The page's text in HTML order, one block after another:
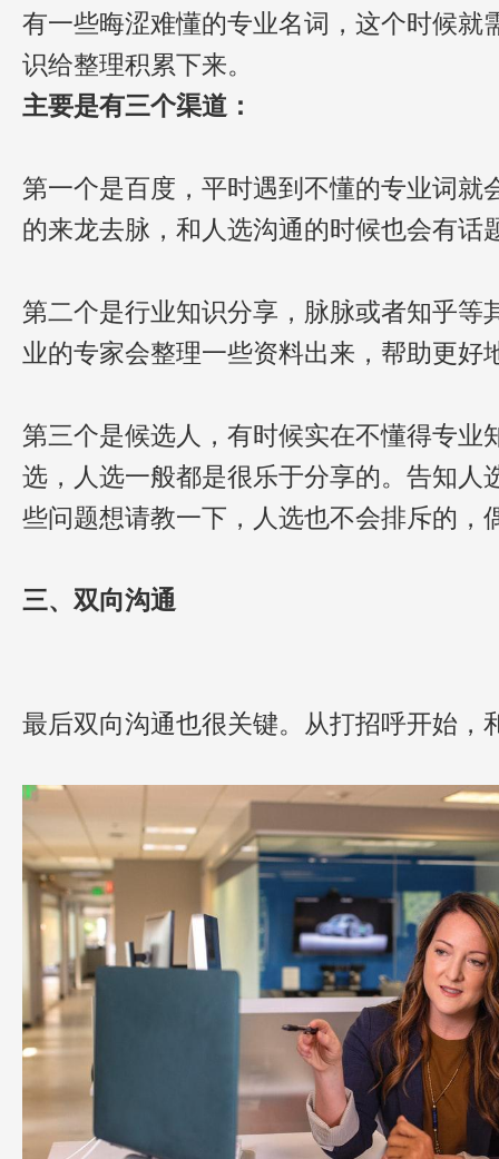
有一些晦涩难懂的专业名词，这个时候就
识给整理积累下来。
主要是有三个渠道：
第一个是百度，平时遇到不懂的专业词就
的来龙去脉，和人选沟通的时候也会有话
第二个是行业知识分享，脉脉或者知乎等
业的专家会整理一些资料出来，帮助更好
第三个是候选人，有时候实在不懂得专业
选，人选一般都是很乐于分享的。告知人
些问题想请教一下，人选也不会排斥的，
三、双向沟通
最后双向沟通也很关键。从打招呼开始，